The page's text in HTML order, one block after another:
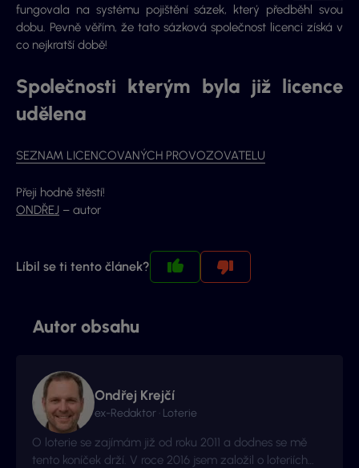
fungovala na systému pojištění sázek, který předběhl svou
dobu. Pevně věřím, že tato sázková společnost licenci získá v
co nejkratší době!
Společnosti kterým byla již licence
udělena
SEZNAM LICENCOVANÝCH PROVOZOVATELU
Přeji hodně štěstí!
ONDŘEJ – autor
Líbil se ti tento článek?
Autor obsahu
Ondřej Krejčí
ex-Redaktor · Loterie
O loterie se zajímám již od roku 2011 a dodnes se mě
tento koníček drží. V roce 2016 jsem založil o loteriích